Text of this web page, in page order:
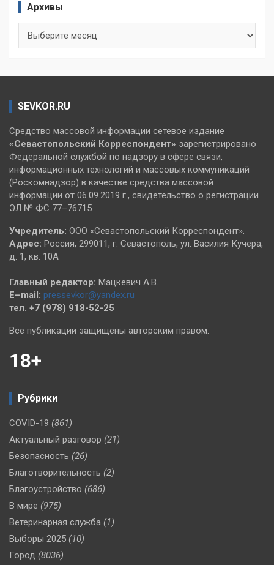
Архивы
SEVKOR.RU
Средство массовой информации сетевое издание
«Севастопольский Корреспондент» зарегистрировано
Федеральной службой по надзору в сфере связи,
информационных технологий и массовых коммуникаций
(Роскомнадзор) в качестве средства массовой
информации от 06.09.2019 г., свидетельство о регистрации
ЭЛ № ФС 77–76715
Учредитель: ООО «Севастопольский Корреспондент».
Адрес: Россия, 299011, г. Севастополь, ул. Василия Кучера,
д. 1, кв. 10А
Главный редактор: Мацкевич А.В.
E–mail: pressevkor@yandex.ru
тел. +7 (978) 918-52-25
Все публикации защищены авторским правом.
18+
Рубрики
COVID-19 (861)
Актуальный разговор (21)
Безопасность (26)
Благотворительность (2)
Благоустройство (686)
В мире (975)
Ветеринарная служба (1)
Выборы 2025 (10)
Город (8036)